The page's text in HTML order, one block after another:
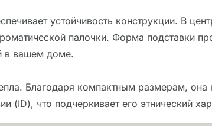
устойчивость конструкции. В
палочки. Форма подставки
в вашем доме.
Благодаря компактным размерам, она
(ID), что подчеркивает его этнический